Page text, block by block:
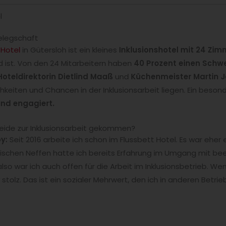
in Gütersloh ist ein kleines Inklusionshotel mit 24
ist. Von den 24 Mitarbeitern haben 40 Prozent einen
Dietlind Maaß und Küchenmeister Martin
und Chancen in der Inklusionsarbeit liegen. Ein
engagiert.
zur Inklusionsarbeit gekommen?
Seit 2016 arbeite ich schon im Flussbett Hotel. Es war
Neffen hatte ich bereits Erfahrung im Umgang mit
war ich auch offen für die Arbeit im Inklusionsbetrieb.
Das ist ein sozialer Mehrwert, den ich in anderen